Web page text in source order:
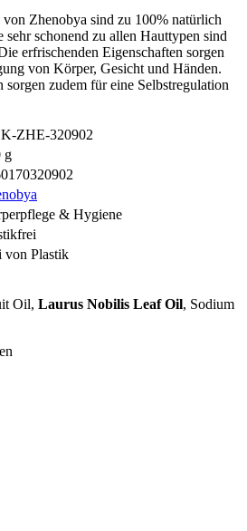
Zhenobya sind zu 100% natürlich
schonend zu allen Hauttypen sind
erfrischenden Eigenschaften sorgen
von Körper, Gesicht und Händen.
zudem für eine Selbstregulation
ZHE-320902
g
& Hygiene
von Plastik
Oil, Laurus Nobilis Leaf Oil, Sodium